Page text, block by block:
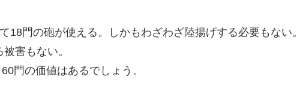
18門の砲が使える。しかもわざわざ陸揚げする必要もない。
害もない。
門の価値はあるでしょう。